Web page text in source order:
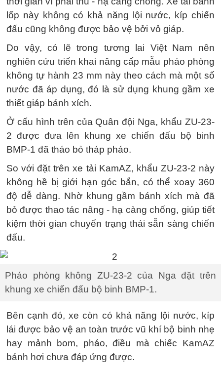
lốp này không có khả năng lội nước, kíp chiến
đấu cũng không được bảo vệ bởi vỏ giáp.
Do vậy, có lẽ trong tương lai Việt Nam nên
nghiên cứu triển khai nâng cấp mẫu pháo phòng
không tự hành 23 mm này theo cách mà một số
nước đã áp dụng, đó là sử dụng khung gầm xe
thiết giáp bánh xích.
Ở cấu hình trên của Quân đội Nga, khẩu ZU-23-
2 được đưa lên khung xe chiến đấu bộ binh
BMP-1 đã tháo bỏ tháp pháo.
So với đặt trên xe tải KamAZ, khẩu ZU-23-2 này
không hề bị giới hạn góc bắn, có thể xoay 360
độ dễ dàng. Nhờ khung gầm bánh xích mà đã
bỏ được thao tác nâng - hạ càng chống, giúp tiết
kiệm thời gian chuyển trạng thái sẵn sàng chiến
đấu.
Pháo phòng không ZU-23-2 của Nga đặt trên
khung xe chiến đấu bộ binh BMP-1.
Bên cạnh đó, xe còn có khả năng lội nước, kíp
lái được bảo vệ an toàn trước vũ khí bộ binh nhẹ
hay mảnh bom, pháo, điều mà chiếc KamAZ
bánh hơi chưa đáp ứng được.